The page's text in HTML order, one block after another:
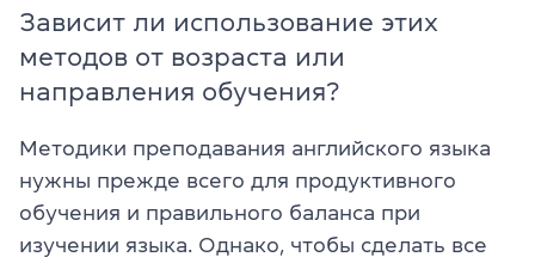
Зависит ли использование этих
методов от возраста или
направления обучения?
Методики преподавания английского языка
нужны прежде всего для продуктивного
обучения и правильного баланса при
изучении языка. Однако, чтобы сделать все